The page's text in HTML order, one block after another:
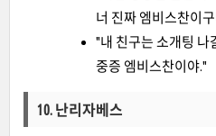
너 진짜 엠비스찬이
"내 친구는 소개팅 나
중증 엠비스찬이야."
10. 난리자베스